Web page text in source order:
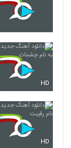
5375
HD
HD